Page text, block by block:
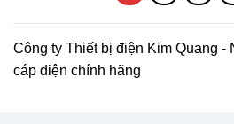
Công ty Thiết bị điện Kim Quang -
cáp điện chính hãng